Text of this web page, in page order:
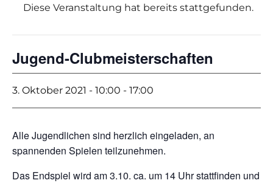
Diese Veranstaltung hat bereits stattgefunden.
Jugend-Clubmeisterschaften
3. Oktober 2021 - 10:00 - 17:00
Alle Jugendlichen sind herzlich eingeladen, an
spannenden Spielen teilzunehmen.
Das Endspiel wird am 3.10. ca. um 14 Uhr stattfinden und